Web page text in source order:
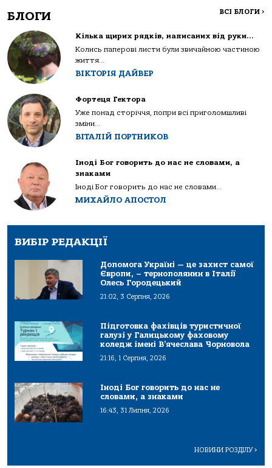
БЛОГИ ВСІ БЛОГИ >
Кілька щирих рядків, написаних від руки…
Колись паперові листи були звичайною частиною
життя...
ВІКТОРІЯ ДАЙВЕР
Фортеця Гектора
Уже понад сторіччя, попри всі приголомшливі
зміни...
ВІТАЛІЙ ПОРТНИКОВ
Іноді Бог говорить до нас не словами, а
знаками
Іноді Бог говорить до нас не словами...
МИХАЙЛО АПОСТОЛ
ВИБІР РЕДАКЦІЇ
Допомога Україні — це захист самої
Європи, – тернополянин в Італії
Олесь Городецький
21:02, 3 Серпня, 2026
Підготовка фахівців туристичної
галузі у Галицькому фаховому
коледж імені В’ячеслава Чорновола
21:16, 1 Серпня, 2026
Іноді Бог говорить до нас не
словами, а знаками
16:43, 31 Липня, 2026
НОВИНИ РОЗДІЛУ>